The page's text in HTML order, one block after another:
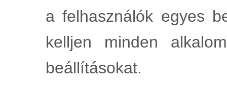
a felhasználók egyes
kelljen minden
beállításokat.